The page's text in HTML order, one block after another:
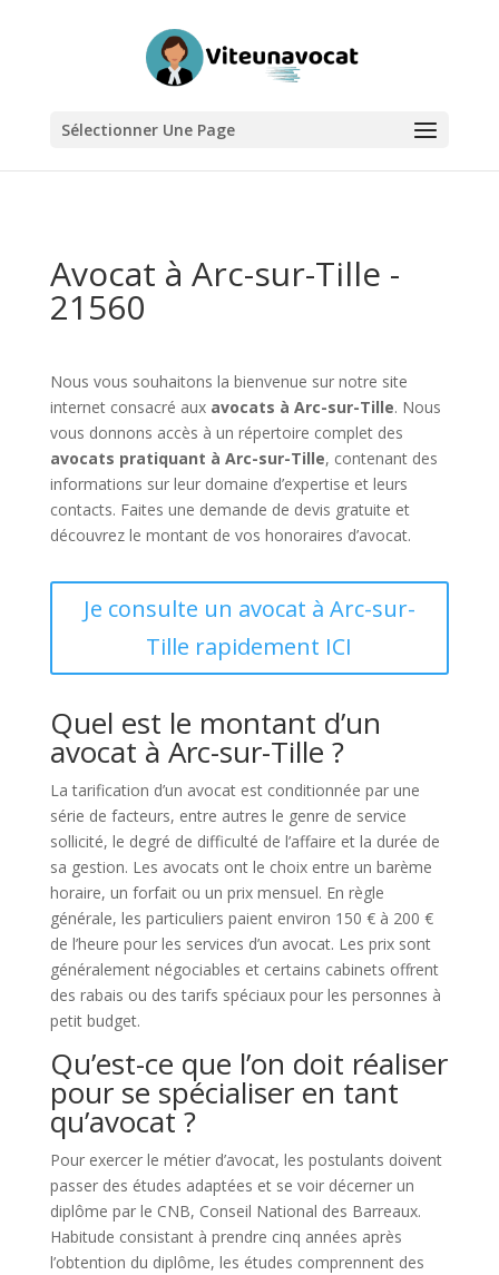
Sélectionner Une Page
Avocat à Arc-sur-Tille -
21560
Nous vous souhaitons la bienvenue sur notre site
internet consacré aux avocats à Arc-sur-Tille. Nous
vous donnons accès à un répertoire complet des
avocats pratiquant à Arc-sur-Tille, contenant des
informations sur leur domaine d’expertise et leurs
contacts. Faites une demande de devis gratuite et
découvrez le montant de vos honoraires d’avocat.
Je consulte un avocat à Arc-sur-
Tille rapidement ICI
Quel est le montant d’un
avocat à Arc-sur-Tille ?
La tarification d’un avocat est conditionnée par une
série de facteurs, entre autres le genre de service
sollicité, le degré de difficulté de l’affaire et la durée de
sa gestion. Les avocats ont le choix entre un barème
horaire, un forfait ou un prix mensuel. En règle
générale, les particuliers paient environ 150 € à 200 €
de l’heure pour les services d’un avocat. Les prix sont
généralement négociables et certains cabinets offrent
des rabais ou des tarifs spéciaux pour les personnes à
petit budget.
Qu’est-ce que l’on doit réaliser
pour se spécialiser en tant
qu’avocat ?
Pour exercer le métier d’avocat, les postulants doivent
passer des études adaptées et se voir décerner un
diplôme par le CNB, Conseil National des Barreaux.
Habitude consistant à prendre cinq années après
l’obtention du diplôme, les études comprennent des